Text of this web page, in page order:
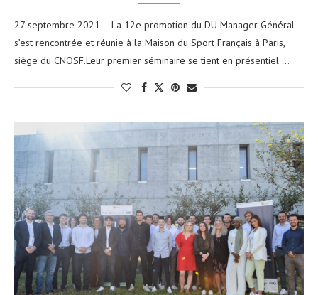
27 septembre 2021 – La 12e promotion du DU Manager Général
s’est rencontrée et réunie à la Maison du Sport Français à Paris,
siège du CNOSF.Leur premier séminaire se tient en présentiel …